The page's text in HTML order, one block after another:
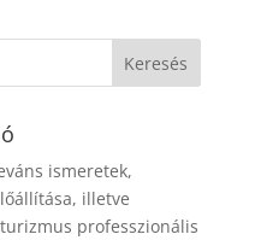
ismeretek,
illetve
professzionális